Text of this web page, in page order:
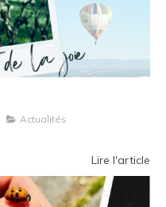
Actualités
Lire l'article